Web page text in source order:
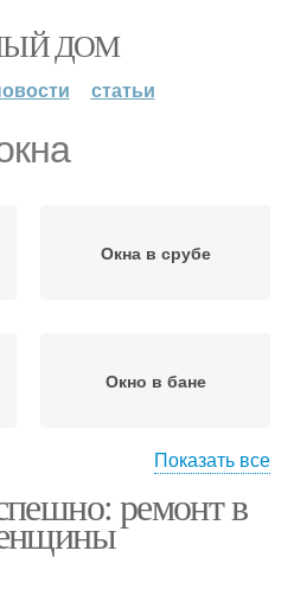
ДОМ
статьи
Окна в срубе
Окно в бане
Пластиковые окна
Показать все
ремонт в